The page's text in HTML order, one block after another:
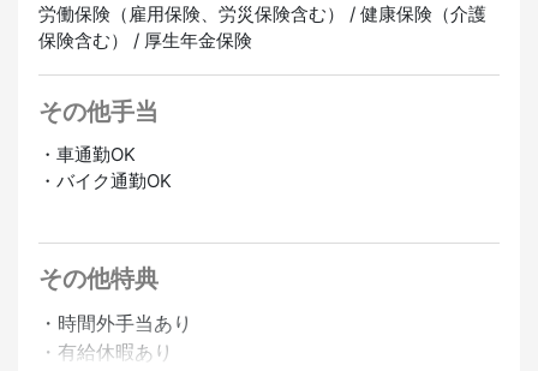
労働保険（雇用保険、労災保険含む） / 健康保険（介護
保険含む） / 厚生年金保険
その他手当
・車通勤OK
・バイク通勤OK
正社員登用あり
その他特典
・時間外手当あり
・有給休暇あり